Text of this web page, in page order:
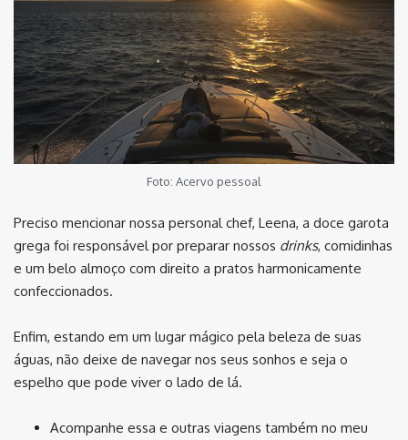
Foto: Acervo pessoal
Preciso mencionar nossa personal chef, Leena, a doce garota
grega foi responsável por preparar nossos drinks, comidinhas
e um belo almoço com direito a pratos harmonicamente
confeccionados.
Enfim, estando em um lugar mágico pela beleza de suas
águas, não deixe de navegar nos seus sonhos e seja o
espelho que pode viver o lado de lá.
Acompanhe essa e outras viagens também no meu